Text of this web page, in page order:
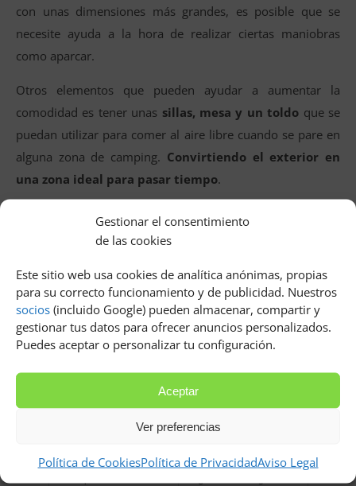
Gestionar el consentimiento
de las cookies
Este sitio web usa cookies de analítica anónimas, propias
para su correcto funcionamiento y de publicidad. Nuestros
socios (incluido Google) pueden almacenar, compartir y
gestionar tus datos para ofrecer anuncios personalizados.
Puedes aceptar o personalizar tu configuración.
Aceptar
Ver preferencias
Política de CookiesPolítica de PrivacidadAviso Legal
con unas dimensiones más grandes, es posible que se
necesite ayuda a la hora de realizar ciertas maniobras
como aparcar.
Otros elementos que pueden ayudar a aumentar la
comodidad es tener unas sillas, mesa y un toldo que se
puedan utilizar para comer al aire libre cuando se pare en
alguna zona de camping. Convirtiendo el exterior en
una zona ideal para pasar tiempo.
Aquellos que quieren disfrutar de unas vacaciones
diferentes viajando en una camper, pueden encontrar aquí
experiencia.
Relacionados
Césped artificial, ¿Ideal
Objetivo descansar mejor,